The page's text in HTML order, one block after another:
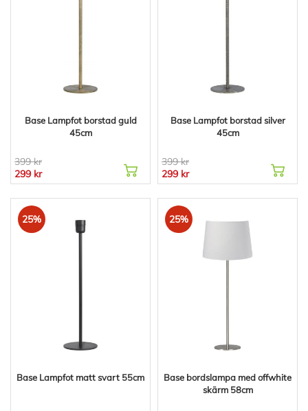
Base Lampfot borstad guld
45cm
399 kr
299 kr
Base Lampfot borstad silver
45cm
399 kr
299 kr
25%
Base Lampfot matt svart 55cm
25%
Base bordslampa med offwhite
skärm 58cm